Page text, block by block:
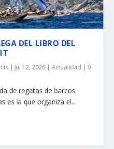
DEL LIBRO DEL
| Jul 12, 2026 |Actualidad | 0
de regatas de barcos
es la que organiza el...